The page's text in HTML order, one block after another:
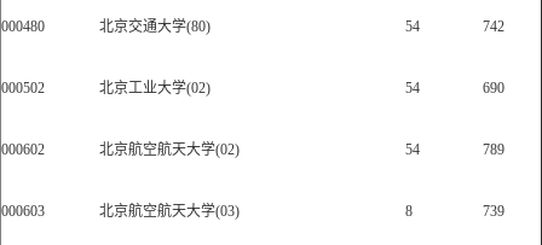
000480 北京交通大学(80) 54 742
000502 北京工业大学(02) 54 690
000602 北京航空航天大学(02) 54 789
000603 北京航空航天大学(03) 8 739